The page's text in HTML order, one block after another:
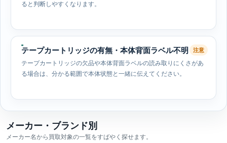
ると判断しやすくなります。
テープカートリッジの有無・本体背面ラベル不明 注意
テープカートリッジの欠品や本体背面ラベルの読み取りにくさがあ
る場合は、分かる範囲で本体状態と一緒に伝えてください。
メーカー・ブランド別
メーカー名から買取対象の一覧をすばやく探せます。